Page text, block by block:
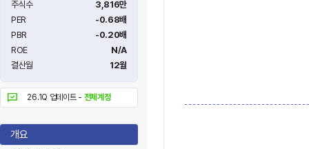
주식수
3,816만
PER
-0.68배
PBR
-0.20배
ROE
N/A
결산월
12월
26.1Q 업데이트 - 전체계정
개요